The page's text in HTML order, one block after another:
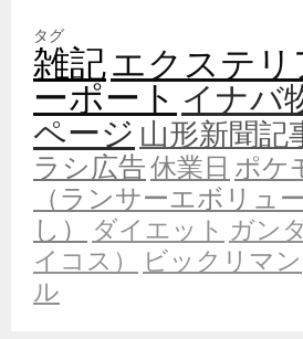
タグ
雑記エクステリ
ーポート イナバ
ページ 山形新聞記
ラシ広告休業日 ポケ
（ランサーエボリュ
し）
ダイエット ガン
イコス）
ビックリマン
ル